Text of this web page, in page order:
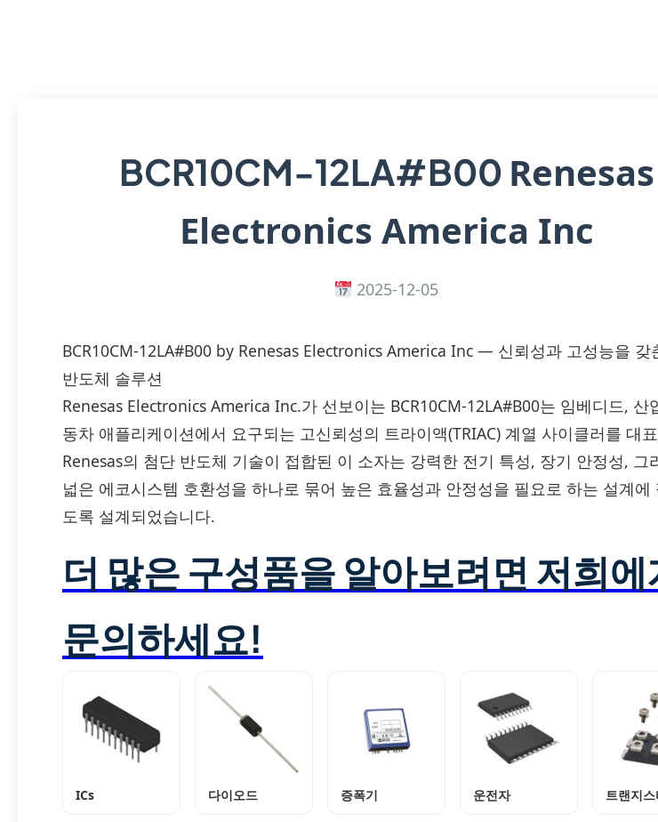
BCR10CM-12LA#B00 Renesas
Electronics America Inc
2025-12-05
BCR10CM-12LA#B00 by Renesas Electronics America Inc — 신뢰성과 고성능을 갖
반도체 솔루션
Renesas Electronics America Inc.가 선보이는 BCR10CM-12LA#B00는 임베디드, 산
동차 애플리케이션에서 요구되는 고신뢰성의 트라이액(TRIAC) 계열 사이클러를 대
Renesas의 첨단 반도체 기술이 접합된 이 소자는 강력한 전기 특성, 장기 안정성, 그
넓은 에코시스템 호환성을 하나로 묶어 높은 효율성과 안정성을 필요로 하는 설계에
도록 설계되었습니다.
더 많은 구성품을 알아보려면 저희에
문의하세요!
ICs 다이오드 증폭기 운전자 트랜지스